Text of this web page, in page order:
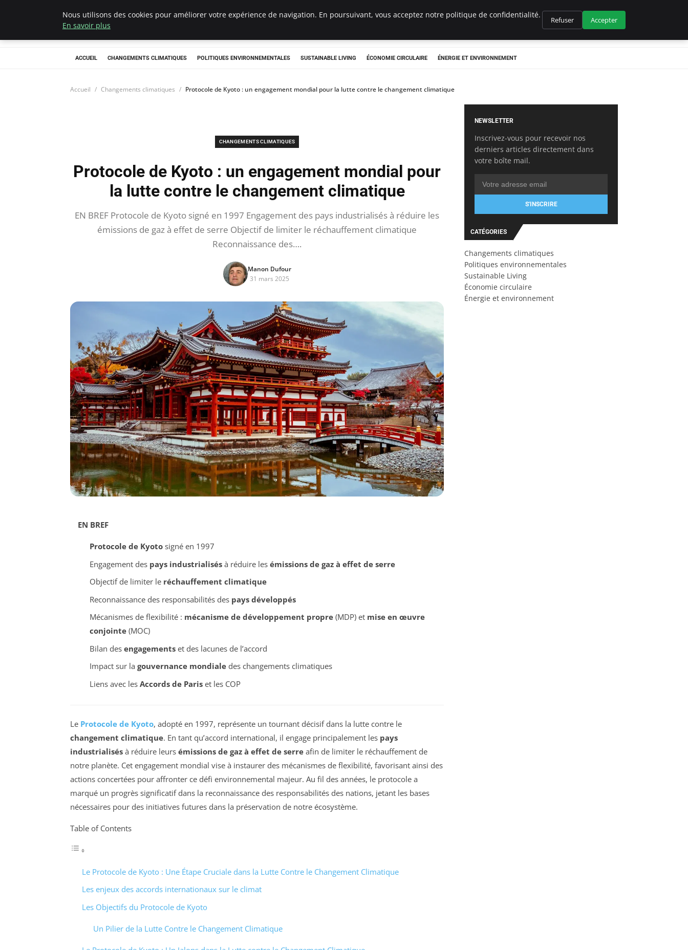
Climategatecountryclub.com
ACCUEIL CHANGEMENTS CLIMATIQUES POLITIQUES ENVIRONNEMENTALES SUSTAINABLE LIVING ÉCONOMIE CIRCULAIRE ÉNERGIE ET ENVIRONNEMENT
Accueil Changements climatiques Protocole de Kyoto : un engagement mondial pour la lutte contre le changement climatique
CHANGEMENTS CLIMATIQUES
Protocole de Kyoto : un engagement mondial pour
la lutte contre le changement climatique
EN BREF Protocole de Kyoto signé en 1997 Engagement des pays industrialisés à réduire les
émissions de gaz à effet de serre Objectif de limiter le réchauffement climatique
Reconnaissance des….
Manon Dufour
31 mars 2025
EN BREF
Protocole de Kyotosigné en 1997
Engagement des pays industrialisésà réduire les émissions de gaz à effet de serre
Objectif de limiter le réchauffement climatique
Reconnaissance des responsabilités des pays développés
Mécanismes de flexibilité : mécanisme de développement propre(MDP) et mise en œuvre
conjointe(MOC)
Bilan des engagementset des lacunes de l’accord
Impact sur la gouvernance mondialedes changements climatiques
Liens avec les Accords de Pariset les COP
Le Protocole de Kyoto, adopté en 1997, représente un tournant décisif dans la lutte contre le
changement climatique. En tant qu’accord international, il engage principalement les pays
industrialisés à réduire leurs émissions de gaz à effet de serre afin de limiter le réchauffement de
notre planète. Cet engagement mondial vise à instaurer des mécanismes de flexibilité, favorisant ainsi des
actions concertées pour affronter ce défi environnemental majeur. Au fil des années, le protocole a
marqué un progrès significatif dans la reconnaissance des responsabilités des nations, jetant les bases
nécessaires pour des initiatives futures dans la préservation de notre écosystème.
Table of Contents
Le Protocole de Kyoto : Une Étape Cruciale dans la Lutte Contre le Changement Climatique
Les enjeux des accords internationaux sur le climat
Les Objectifs du Protocole de Kyoto
Un Pilier de la Lutte Contre le Changement Climatique
NEWSLETTER
Inscrivez-vous pour recevoir nos
derniers articles directement dans
votre boîte mail.
S'INSCRIRE
CATÉGORIES
Changements climatiques
Politiques environnementales
Sustainable Living
Économie circulaire
Énergie et environnement
Nous utilisons des cookies pour améliorer votre expérience de navigation. En poursuivant, vous acceptez notre politique de confidentialité.
En savoir plus
Refuser Accepter